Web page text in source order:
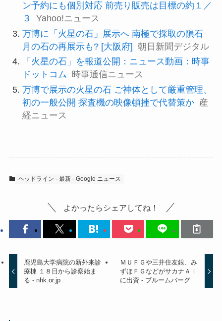
ン予約にも個別対応 前売り販売は目標の約１／
３
Yahoo!ニュース
万博に「火星の石」展示へ 南極で採取の隕石
月の石の再展示も? [大阪府] 朝日新聞デジタル
「火星の石」を報道公開：ニュース動画：時事
ドットコム 時事通信ニュース
万博で展示の火星の石 ご神体として厳重管理、
初の一般公開 探査機の映像頓挫で代替策か 産
経ニュース
ヘッドライン - 最新 - Google ニュース
よかったらシェアしてね！
鹿児島大学病院の新外来診
療棟 １８日から診察始ま
る - nhk.or.jp
ＭＵＦＧや三井住友銀、み
ずほＦＧなどがサカナＡＩ
に出資 - ブルームバーグ